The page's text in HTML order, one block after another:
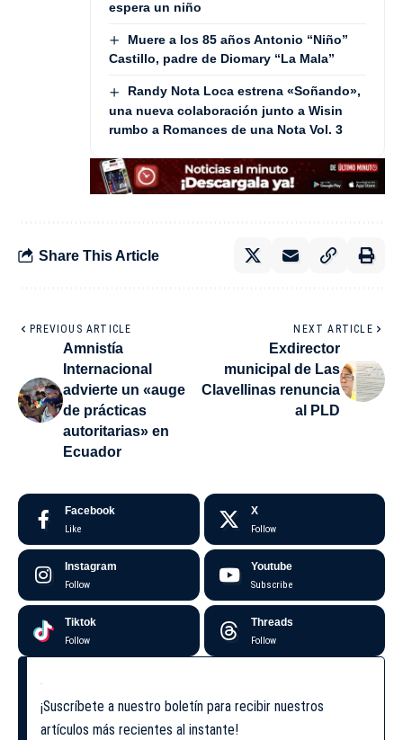
espera un niño
Muere a los 85 años Antonio “Niño”
Castillo, padre de Diomary “La Mala”
Randy Nota Loca estrena «Soñando»,
una nueva colaboración junto a Wisin
rumbo a Romances de una Nota Vol. 3
Share This Article
PREVIOUS ARTICLE
Amnistía
Internacional
advierte un «auge
de prácticas
autoritarias» en
Ecuador
NEXT ARTICLE
Exdirector
municipal de Las
Clavellinas renuncia
al PLD
Facebook
Like
X
Follow
Instagram
Follow
Youtube
Subscribe
Tiktok
Follow
Threads
Follow
¡Suscríbete a nuestro boletín para recibir nuestros
artículos más recientes al instante!